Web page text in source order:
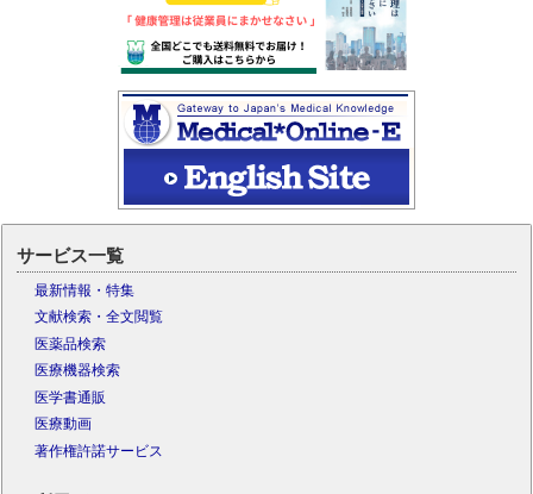
サービス一覧
最新情報・特集
文献検索・全文閲覧
医薬品検索
医療機器検索
医学書通販
医療動画
著作権許諾サービス